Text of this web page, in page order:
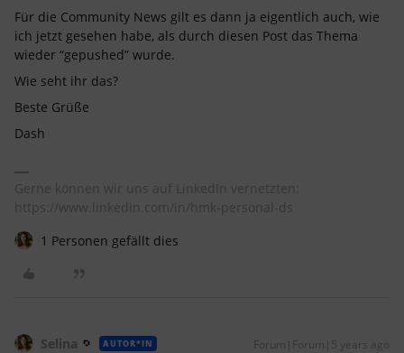
Für die Community News gilt es dann ja eigentlich auch, wie
ich jetzt gesehen habe, als durch diesen Post das Thema
wieder “gepushed” wurde.
Wie seht ihr das?
Beste Grüße
Dash
Gerne können wir uns auf LinkedIn vernetzten:
https://www.linkedin.com/in/hmk-personal-ds
1 Personen gefällt dies
Selina AUTOR*IN Forum|Forum|5 years ago